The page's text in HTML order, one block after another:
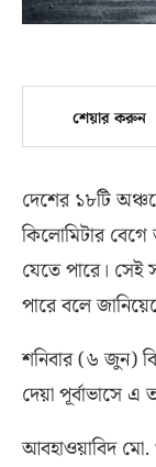
শেয়ার করুন
দেশের ১৮টি
কিলোমিটার
যেতে পারে। সেই
পারে বলে
শনিবার(৬ জুন)
দেয়া পূর্বাভাসে
আবহাওয়াবিদ মো.